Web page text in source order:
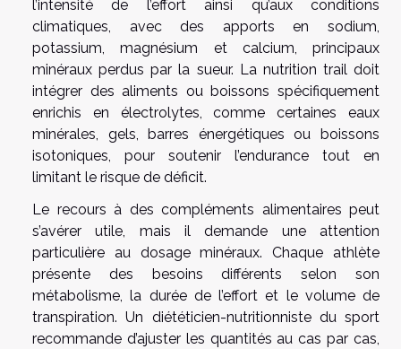
l’intensité de l’effort ainsi qu’aux conditions
climatiques, avec des apports en sodium,
potassium, magnésium et calcium, principaux
minéraux perdus par la sueur. La nutrition trail doit
intégrer des aliments ou boissons spécifiquement
enrichis en électrolytes, comme certaines eaux
minérales, gels, barres énergétiques ou boissons
isotoniques, pour soutenir l’endurance tout en
limitant le risque de déficit.
Le recours à des compléments alimentaires peut
s’avérer utile, mais il demande une attention
particulière au dosage minéraux. Chaque athlète
présente des besoins différents selon son
métabolisme, la durée de l’effort et le volume de
transpiration. Un diététicien-nutritionniste du sport
recommande d’ajuster les quantités au cas par cas,